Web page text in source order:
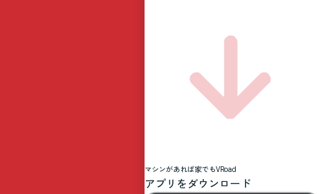
マシンがあれば家でもVRoad
アプリをダウンロード